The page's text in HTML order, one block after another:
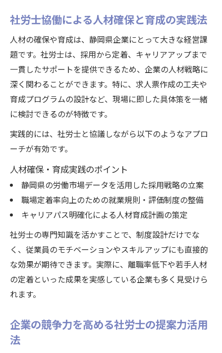
社労士協働による人材確保と育成の実践法
人材の確保や育成は、静岡県企業にとって大きな経営課
題です。社労士は、採用から定着、キャリアアップまで
一貫したサポートを提供できるため、企業の人材戦略に
深く関わることができます。特に、求人票作成の工夫や
育成プログラムの設計など、現場に即した具体策を一緒
に検討できるのが特徴です。
実践的には、社労士と協議しながら以下のようなアプロ
ーチが有効です。
人材確保・育成実践のポイント
静岡県の労働市場データを活用した採用戦略の立案
職場定着率向上のための就業規則・評価制度の整備
キャリアパス明確化による人材育成計画の策定
社労士の専門知識を活かすことで、制度設計だけでな
く、従業員のモチベーションやスキルアップにも直接的
な効果が期待できます。実際に、離職率低下や若手人材
の定着といった成果を実感している企業も多く見受けら
れます。
企業の競争力を高める社労士の提案力活用
法